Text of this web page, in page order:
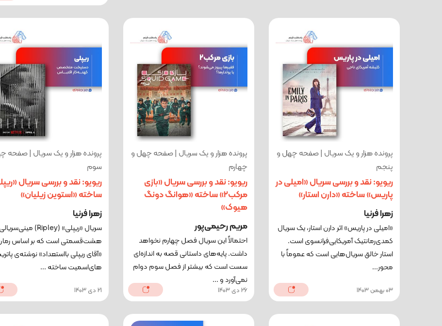
پرونده هزار و یک سریال | صفحه چهل و
پنجم
ریویو: نقد و بررسی سریال «امیلی در
پاریس» ساخته «دارن استار»
زهرا فرنیا
«امیلی در پاریس» اثر دارن استار، یک سریال
کمدی‌رمانتیک آمریکایی‌فرانسوی است.
استار خالق سریال‌هایی است که عموماً با
محور...
03 بهمن 1403
پرونده هزار و یک سریال | صفحه چهل و
چهارم
ریویو: نقد و بررسی سریال «بازی
مرکب۲» ساخته «هوانگ دونگ
هیوک»
مریم رحیمی‌پور
احتمالاً این سریال فصل چهارم نخواهد
داشت. پایه‌های داستانی قصه به اندازه‌ای
سست است که بیشتر از فصل سوم دوام
نمی‌آورد و ...
26 دی 1403
پرونده هزار و یک سریال | صفحه
سوم
ریویو: نقد و بررسی سریال
ساخته «استوین زیلیان»
زهرا فرنیا
سریال «ریپلی» (Ripley) مینی‌سریالی
هشت‌قسمتی است که بر اساس
«آقای ریپلی بااستعداد» نوشته‌ی
های‌اسمیت ساخته ...
21 دی 1403